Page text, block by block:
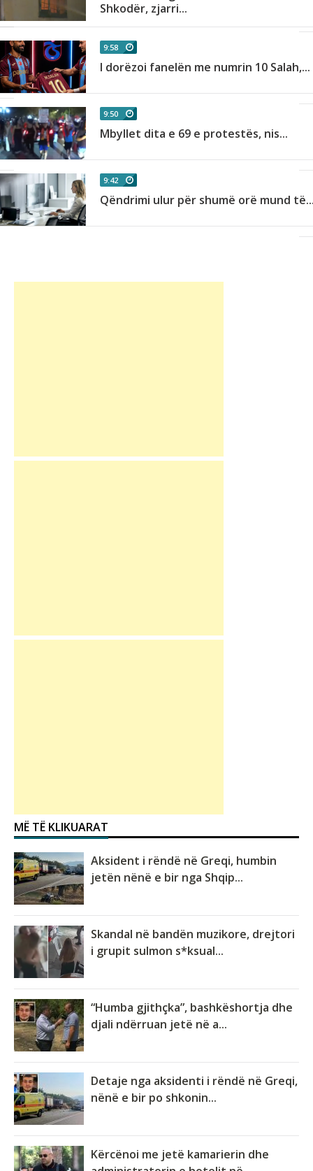
Shkodër, zjarri...
9:58
I dorëzoi fanelën me numrin 10 Salah,...
9:50
Mbyllet dita e 69 e protestës, nis...
9:42
Qëndrimi ulur për shumë orë mund
MË TË KLIKUARAT
Aksident i rëndë në Greqi, humbin
jetën nënë e bir nga Shqip...
Skandal në bandën muzikore, drejtori
i grupit sulmon s*ksual...
“Humba gjithçka”, bashkëshortja dhe
djali ndërruan jetë në a...
Detaje nga aksidenti i rëndë në Greqi,
nënë e bir po shkonin...
Kërcënoi me jetë kamarierin dhe